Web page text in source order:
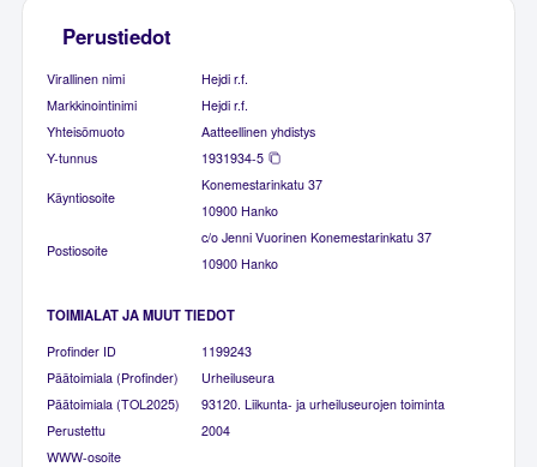
Perustiedot
Virallinen nimi
Hejdi r.f.
Markkinointinimi
Hejdi r.f.
Yhteisömuoto
Aatteellinen yhdistys
Y-tunnus
1931934-5
Käyntiosoite
Konemestarinkatu 37
10900 Hanko
Postiosoite
c/o Jenni Vuorinen Konemestarinkatu 37
10900 Hanko
TOIMIALAT JA MUUT TIEDOT
Profinder ID
1199243
Päätoimiala (Profinder)
Urheiluseura
Päätoimiala (TOL2025)
93120. Liikunta- ja urheiluseurojen toiminta
Perustettu
2004
WWW-osoite